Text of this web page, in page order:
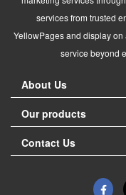
services from trusted
YellowPages and display
service beyond
About Us
Our products
Contact Us